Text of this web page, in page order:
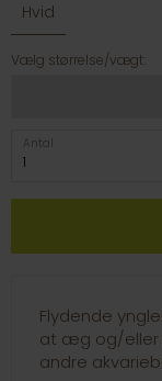
Hvid
Vælg størrelse/vægt:
Antal
Flydende
at æg og/eller
andre